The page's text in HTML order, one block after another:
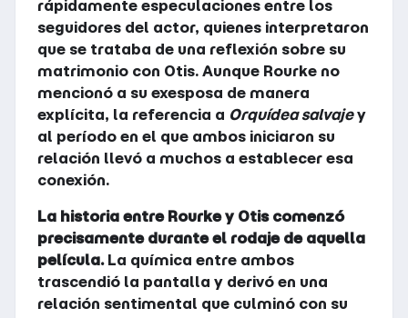
rápidamente especulaciones entre los
seguidores del actor, quienes interpretaron
que se trataba de una reflexión sobre su
matrimonio con Otis. Aunque Rourke no
mencionó a su exesposa de manera
explícita, la referencia a Orquídea salvajey
al período en el que ambos iniciaron su
relación llevó a muchos a establecer esa
conexión.
La historia entre Rourke y Otis comenzó
precisamente durante el rodaje de aquella
película. La química entre ambos
trascendió la pantalla y derivó en una
relación sentimental que culminó con su